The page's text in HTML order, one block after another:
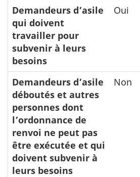
Demandeurs d’asile
qui doivent
travailler pour
subvenir à leurs
besoins
Oui
Demandeurs d’asile
déboutés et autres
personnes dont
l’ordonnance de
renvoi ne peut pas
être exécutée et qui
doivent subvenir à
leurs besoins
Non